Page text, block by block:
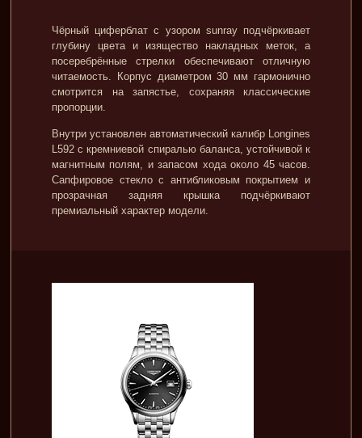
Чёрный циферблат с узором sunray подчёркивает
глубину цвета и изящество накладных меток, а
посеребрённые стрелки обеспечивают отличную
читаемость. Корпус диаметром 30 мм гармонично
смотрится на запястье, сохраняя классические
пропорции.
Внутри установлен автоматический калибр Longines
L592 с кремниевой спиралью баланса, устойчивой к
магнитным полям, и запасом хода около 45 часов.
Сапфировое стекло с антибликовым покрытием и
прозрачная задняя крышка подчёркивают
премиальный характер модели.